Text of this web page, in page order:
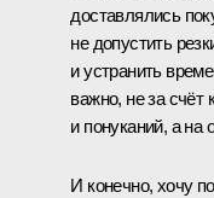
доставлялись
не допустить
и устранить
важно, не за счёт
и понуканий, а на
И конечно, хочу